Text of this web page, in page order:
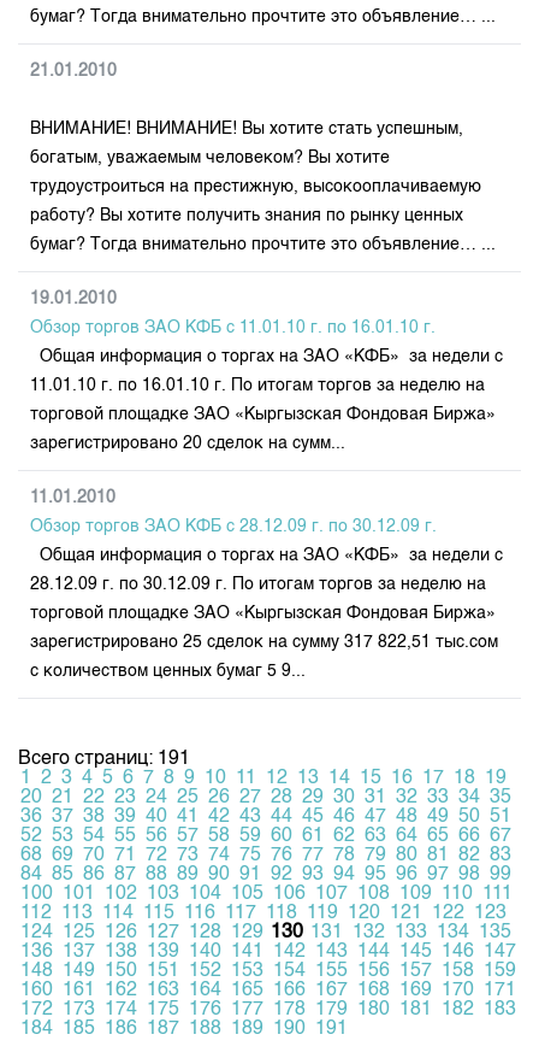
бумаг? Тогда внимательно прочтите это объявление… ...
21.01.2010
ВНИМАНИЕ! ВНИМАНИЕ! Вы хотите стать успешным,
богатым, уважаемым человеком? Вы хотите
трудоустроиться на престижную, высокооплачиваемую
работу? Вы хотите получить знания по рынку ценных
бумаг? Тогда внимательно прочтите это объявление… ...
19.01.2010
Обзор торгов ЗАО КФБ с 11.01.10 г. по 16.01.10 г.
Общая информация о торгах на ЗАО «КФБ» за недели с
11.01.10 г. по 16.01.10 г. По итогам торгов за неделю на
торговой площадке ЗАО «Кыргызская Фондовая Биржа»
зарегистрировано 20 сделок на сумм...
11.01.2010
Обзор торгов ЗАО КФБ с 28.12.09 г. по 30.12.09 г.
Общая информация о торгах на ЗАО «КФБ» за недели с
28.12.09 г. по 30.12.09 г. По итогам торгов за неделю на
торговой площадке ЗАО «Кыргызская Фондовая Биржа»
зарегистрировано 25 сделок на сумму 317 822,51 тыс.сом
с количеством ценных бумаг 5 9...
Всего страниц: 191
1
2 3 4 5 6 7 8 9 10 11 12 13 14 15 16 17 18 19
20 21 22 23 24 25 26 27 28 29 30 31 32 33 34 35
36 37 38 39 40 41 42 43 44 45 46 47 48 49 50 51
52 53 54 55 56 57 58 59 60 61 62 63 64 65 66 67
68 69 70 71 72 73 74 75 76 77 78 79 80 81 82 83
84 85 86 87 88 89 90 91 92 93 94 95 96 97 98 99
100 101 102 103 104 105 106 107 108 109 110 111
112 113 114 115 116 117 118 119 120 121 122 123
124 125 126 127 128 129 130 131 132 133 134 135
136 137 138 139 140 141 142 143 144 145 146 147
148 149 150 151 152 153 154 155 156 157 158 159
160 161 162 163 164 165 166 167 168 169 170 171
172 173 174 175 176 177 178 179 180 181 182 183
184 185 186 187 188 189 190 191